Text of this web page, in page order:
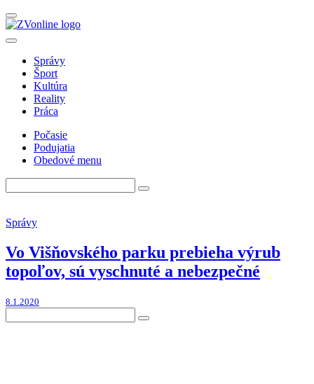
Správy
Šport
Kultúra
Reality
Práca
Počasie
Podujatia
Obedové menu
Správy
Vo Višňovského parku prebieha výrub
topoľov, sú vyschnuté a nebezpečné
8.1.2020